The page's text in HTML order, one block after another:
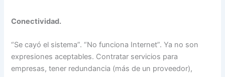
Conectividad.
“Se cayó el sistema”. “No funciona Internet”. Ya no son
expresiones aceptables. Contratar servicios para
empresas, tener redundancia (más de un proveedor),